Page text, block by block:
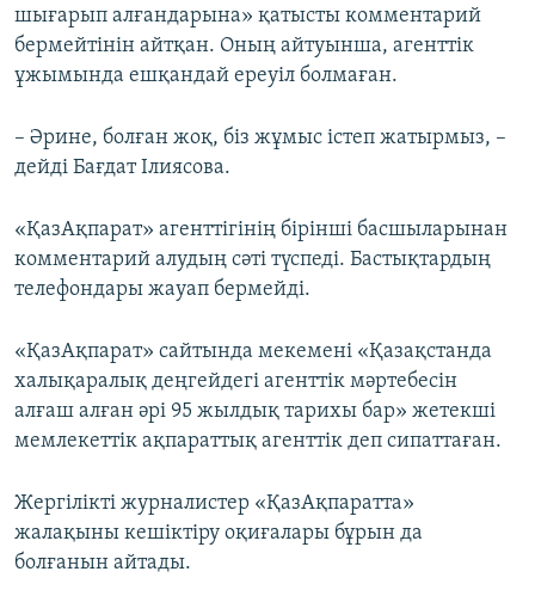
шығарып алғандарына» қатысты комментарий
бермейтінін айтқан. Оның айтуынша, агенттік
ұжымында ешқандай ереуіл болмаған.
– Әрине, болған жоқ, біз жұмыс істеп жатырмыз, –
дейді Бағдат Ілиясова.
«ҚазАқпарат» агенттігінің бірінші басшыларынан
комментарий алудың сәті түспеді. Бастықтардың
телефондары жауап бермейді.
«ҚазАқпарат» сайтында мекемені «Қазақстанда
халықаралық деңгейдегі агенттік мәртебесін
алғаш алған әрі 95 жылдық тарихы бар» жетекші
мемлекеттік ақпараттық агенттік деп сипаттаған.
Жергілікті журналистер «ҚазАқпаратта»
жалақыны кешіктіру оқиғалары бұрын да
болғанын айтады.